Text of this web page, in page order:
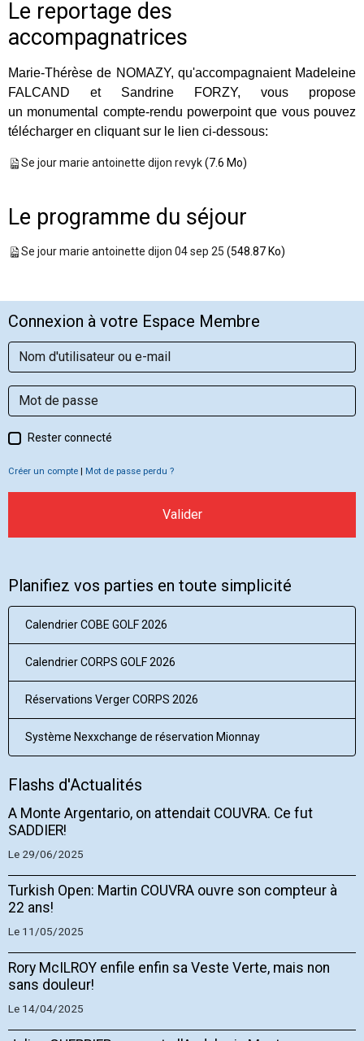
Le reportage des
accompagnatrices
Marie-Thérèse de NOMAZY, qu'accompagnaient Madeleine
FALCAND et Sandrine FORZY, vous propose
un monumental compte-rendu powerpoint que vous pouvez
télécharger en cliquant sur le lien ci-dessous:
Se jour marie antoinette dijon revyk(7.6 Mo)
Le programme du séjour
Se jour marie antoinette dijon 04 sep 25 (548.87 Ko)
Connexion à votre Espace Membre
Rester connecté
Créer un compte | Mot de passe perdu ?
Valider
Planifiez vos parties en toute simplicité
Calendrier COBE GOLF 2026
Calendrier CORPS GOLF 2026
Réservations Verger CORPS 2026
Système Nexxchange de réservation Mionnay
Flashs d'Actualités
A Monte Argentario, on attendait COUVRA. Ce fut
SADDIER!
Le 29/06/2025
Turkish Open: Martin COUVRA ouvre son compteur à
22 ans!
Le 11/05/2025
Rory McILROY enfile enfin sa Veste Verte, mais non
sans douleur!
Le 14/04/2025